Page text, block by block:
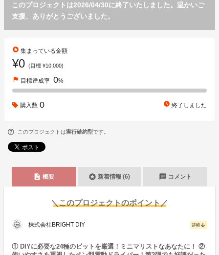
このプロジェクトは2026/04/30に終了いたしました。温かいご
支援、ありがとうございました。
stars 集まっている金額
¥0 (目標 ¥10,000)
flag 目標達成率 0%
購入数 0 watch_later 終了しました
このプロジェクトは実行確約型です。
description 概要 stars 新着情報 (6) chat コメント
＼このプロジェクトのポイント／
株式会社BRIGHT DIY 詳細 arrow_downward
① DIYに必要な24種のビットを厳選！ミニマリストなあなたに！ ②